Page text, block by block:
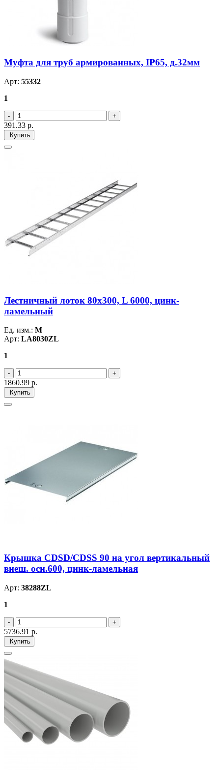
Муфта для труб армированных, IP65, д.32мм
Арт: 55332
1
391.33 р.
Купить
Лестничный лоток 80х300, L 6000, цинк-
ламельный
Ед. изм.: М
Арт: LA8030ZL
1
1860.99 р.
Купить
Крышка CDSD/CDSS 90 на угол вертикальный
внеш. осн.600, цинк-ламельная
Арт: 38288ZL
1
5736.91 р.
Купить